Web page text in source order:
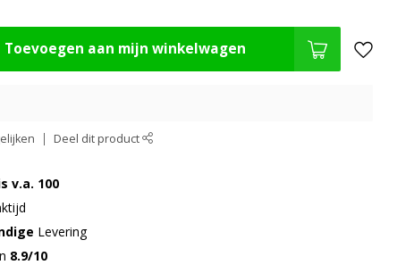
Toevoegen aan mijn winkelwagen
Deel dit product
v.a. 100
Levering
8.9/10